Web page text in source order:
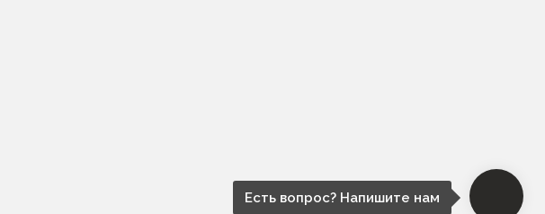
Есть вопрос? Напишите нам